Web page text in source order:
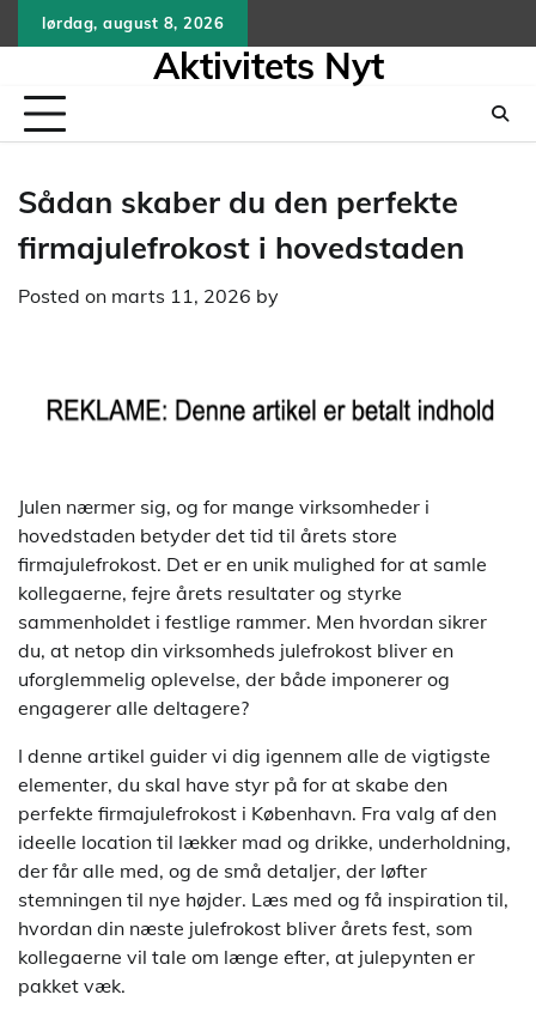
to
lørdag, august 8, 2026
Aktivitets Nyt
Sådan skaber du den perfekte
firmajulefrokost i hovedstaden
Posted on marts 11, 2026 by
Julen nærmer sig, og for mange virksomheder i
hovedstaden betyder det tid til årets store
firmajulefrokost. Det er en unik mulighed for at samle
kollegaerne, fejre årets resultater og styrke
sammenholdet i festlige rammer. Men hvordan sikrer
du, at netop din virksomheds julefrokost bliver en
uforglemmelig oplevelse, der både imponerer og
engagerer alle deltagere?
I denne artikel guider vi dig igennem alle de vigtigste
elementer, du skal have styr på for at skabe den
perfekte firmajulefrokost i København. Fra valg af den
ideelle location til lækker mad og drikke, underholdning,
der får alle med, og de små detaljer, der løfter
stemningen til nye højder. Læs med og få inspiration til,
hvordan din næste julefrokost bliver årets fest, som
kollegaerne vil tale om længe efter, at julepynten er
pakket væk.